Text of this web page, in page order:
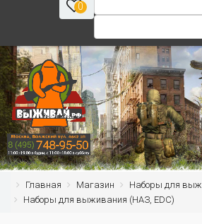
0
Главная Магазин
Наборы для
Наборы для выживания (НАЗ, EDC)